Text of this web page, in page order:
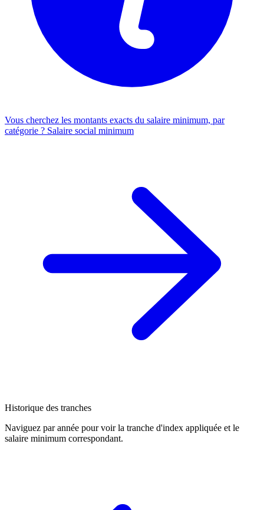
Vous cherchez les montants exacts du salaire minimum, par
catégorie ? Salaire social minimum
Historique des tranches
Naviguez par année pour voir la tranche d'index appliquée et le
salaire minimum correspondant.